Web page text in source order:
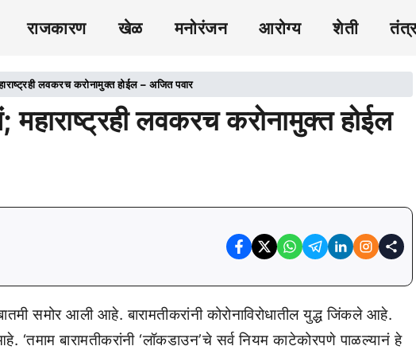
राजकारण खेळ मनोरंजन आरोग्य शेती
लवकरच करोनामुक्त होईल – अजित पवार
महाराष्ट्रही लवकरच करोनामुक्त होईल
समोर आली आहे. बारामतीकरांनी कोरोनाविरोधातील युद्ध जिंकले आहे.
‘तमाम बारामतीकरांनी ‘लॉकडाउन’चे सर्व नियम काटेकोरपणे पाळल्यानं हे